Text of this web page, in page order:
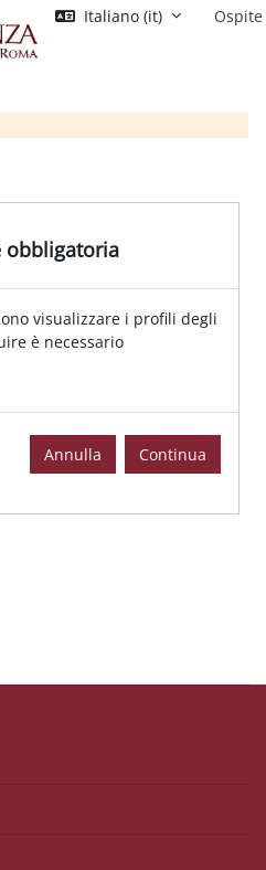
Italiano ‎(it)‎ Ospite
obbligatoria
visualizzare i profili degli
è necessario
Annulla Continua